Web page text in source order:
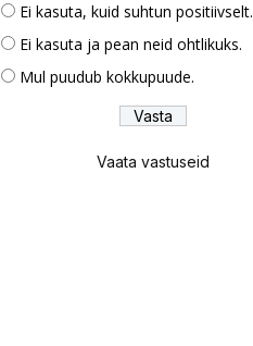
Ei kasuta, kuid suhtun positiivselt.
Ei kasuta ja pean neid ohtlikuks.
Mul puudub kokkupuude.
Vaata vastuseid